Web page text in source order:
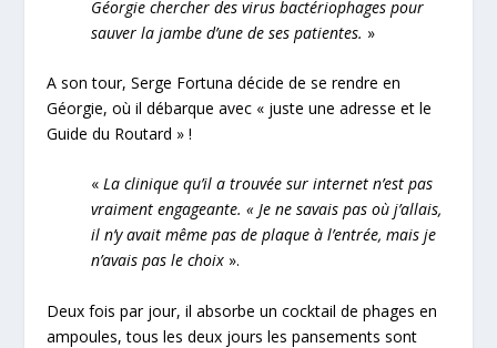
Géorgie chercher des virus bactériophages pour
sauver la jambe d’une de ses patientes. »
A son tour, Serge Fortuna décide de se rendre en
Géorgie, où il débarque avec « juste une adresse et le
Guide du Routard » !
«La clinique qu’il a trouvée sur internet n’est pas
vraiment engageante. « Je ne savais pas où j’allais,
il n’y avait même pas de plaque à l’entrée, mais je
n’avais pas le choix ».
Deux fois par jour, il absorbe un cocktail de phages en
ampoules, tous les deux jours les pansements sont